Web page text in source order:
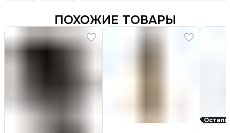
ПОХОЖИЕ ТОВАРЫ